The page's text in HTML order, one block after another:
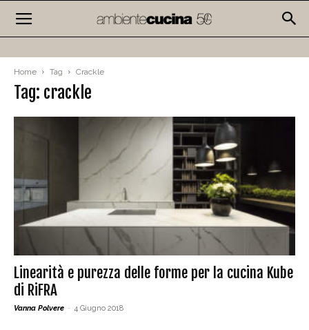
Home Tag Crackle
Tag: crackle
Linearità e purezza delle forme per la cucina Kube
di RiFRA
Vanna Polvere - 4 Giugno 2018